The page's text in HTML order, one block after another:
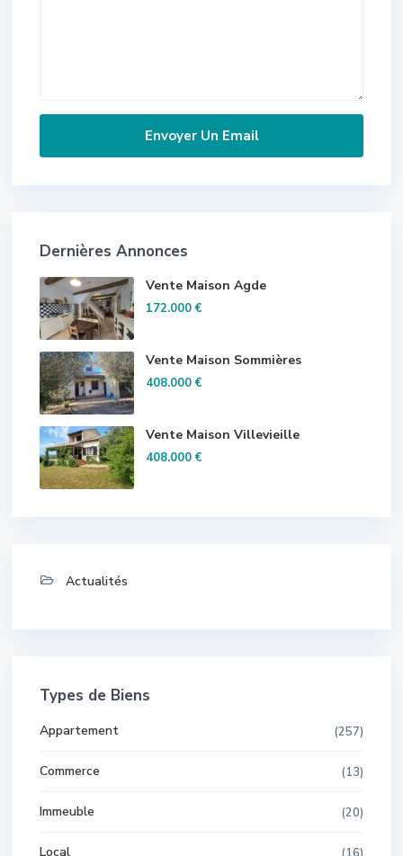
Dernières Annonces
Vente Maison Agde
172.000 €
Vente Maison Sommières
408.000 €
Vente Maison Villevieille
408.000 €
Actualités
Types de Biens
Appartement (257)
Commerce (13)
Immeuble (20)
Local